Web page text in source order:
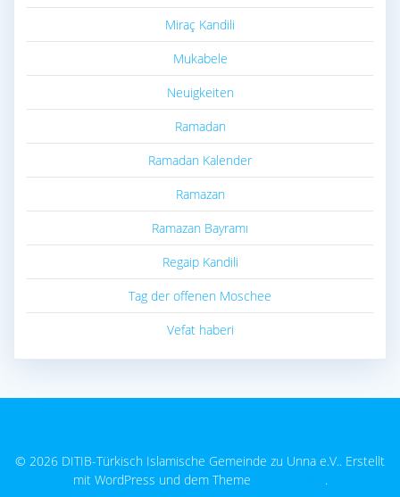
Miraç Kandili
Mukabele
Neuigkeiten
Ramadan
Ramadan Kalender
Ramazan
Ramazan Bayramı
Regaip Kandili
Tag der offenen Moschee
Vefat haberi
© 2026 DITIB-Türkisch Islamische Gemeinde zu Unna e.V.. Erstellt
mit WordPress und dem Theme
.